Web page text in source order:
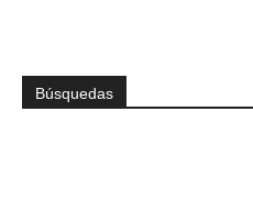
Búsquedas